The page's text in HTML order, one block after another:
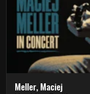
Meller, Maciej